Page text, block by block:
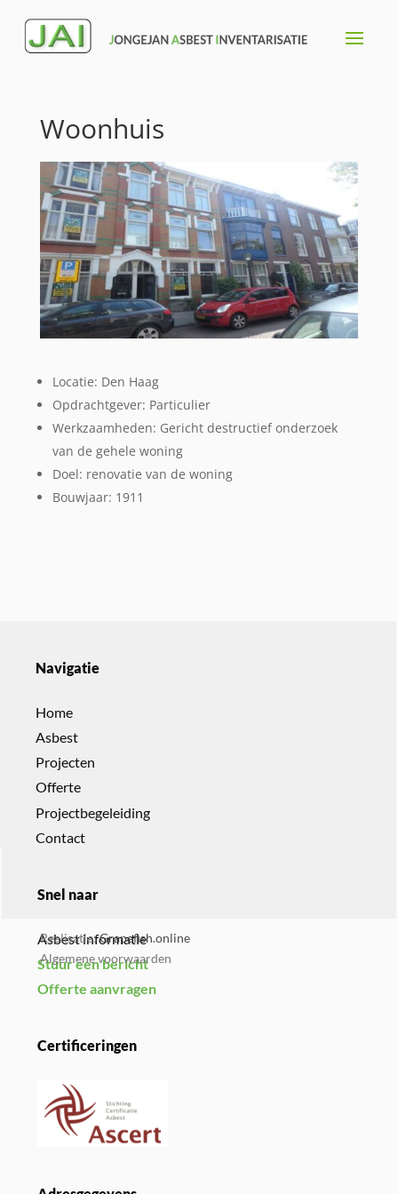
Woonhuis
Locatie: Den Haag
Opdrachtgever: Particulier
Werkzaamheden: Gericht destructief onderzoek
van de gehele woning
Doel: renovatie van de woning
Bouwjaar: 1911
Navigatie
Home
Asbest
Projecten
Offerte
Projectbegeleiding
Contact
Snel naar
Asbest informatie
Stuur een bericht
Offerte aanvragen
Certificeringen
Realisatie:Grapefish.online
Algemene voorwaarden